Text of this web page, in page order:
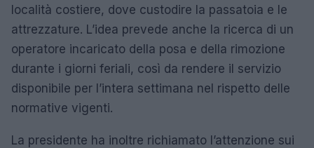
località costiere, dove custodire la passatoia e le
attrezzature. L’idea prevede anche la ricerca di un
operatore incaricato della posa e della rimozione
durante i giorni feriali, così da rendere il servizio
disponibile per l’intera settimana nel rispetto delle
normative vigenti.
La presidente ha inoltre richiamato l’attenzione sui